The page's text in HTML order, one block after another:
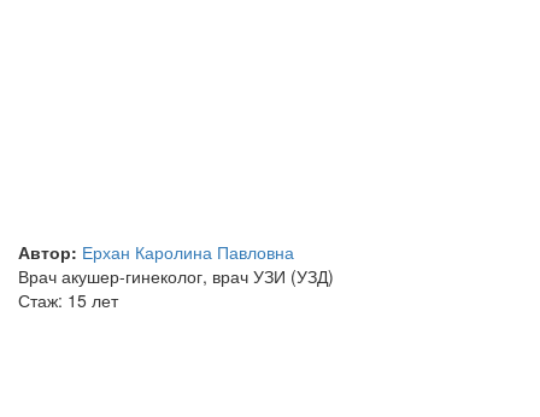
Автор: Ерхан Каролина Павловна
Врач акушер-гинеколог, врач УЗИ (УЗД)
Стаж: 15 лет